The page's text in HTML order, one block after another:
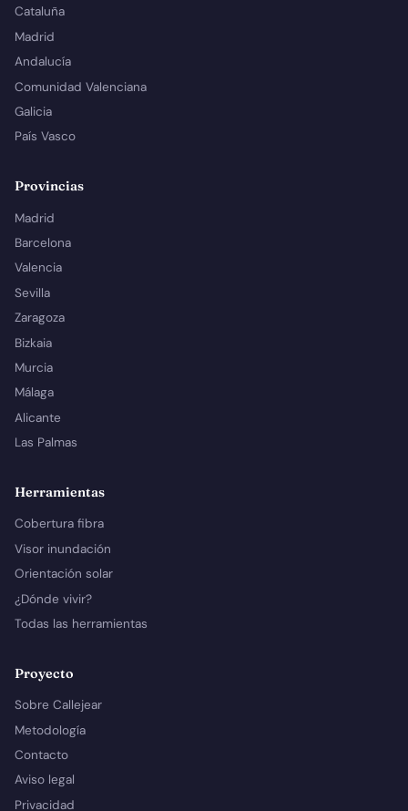
Cataluña
Madrid
Andalucía
Comunidad Valenciana
Galicia
País Vasco
Provincias
Madrid
Barcelona
Valencia
Sevilla
Zaragoza
Bizkaia
Murcia
Málaga
Alicante
Las Palmas
Herramientas
Cobertura fibra
Visor inundación
Orientación solar
¿Dónde vivir?
Todas las herramientas
Proyecto
Sobre Callejear
Metodología
Contacto
Aviso legal
Privacidad